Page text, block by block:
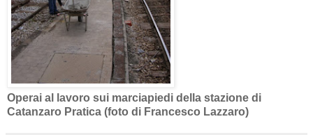
Operai al lavoro sui marciapiedi della stazione di
Catanzaro Pratica (foto di Francesco Lazzaro)